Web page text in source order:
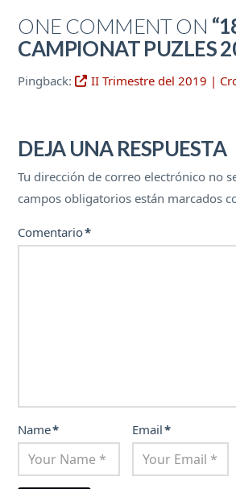
ONE COMMENT ON
CAMPIONAT PUZLES
Pingback: II Trimestre del 2019 |
DEJA UNA RESPUESTA
Tu dirección de correo electrónico no
campos obligatorios están marcados
Comentario*
Name* Email*